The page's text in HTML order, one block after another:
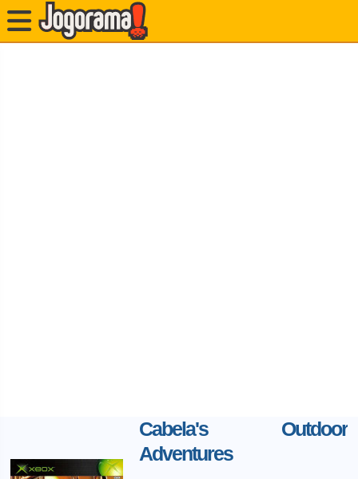
Cabela's Outdoor
Adventures